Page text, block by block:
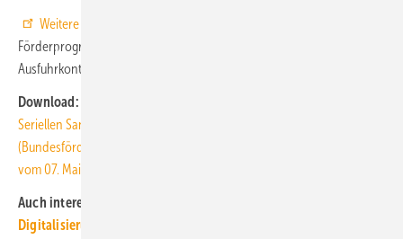
Weitere Erläuterungen und eine umfangreiche FAQ
Förderprogramm administrierende Bundesamt für Wirtschaft und
Ausfuhrkontrolle (BAFA) zusammengestellt.
Download:
Seriellen Sanierung und flankierenden Maßnahmen
(Bundesförderung Serielle Sanierung) vom 23. April 2021, BAnz AT
vom 07. Mai 2021 B1
Auch interessant:
Digitalisierung erreicht die Bauwirtschaft